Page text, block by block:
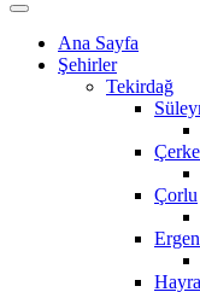
Ana Sayfa
Şehirler
Tekirdağ
Çorlu